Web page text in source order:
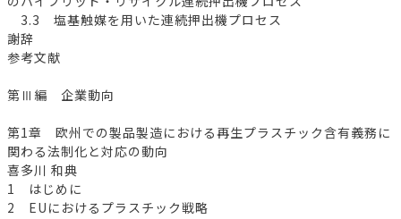
3.3 塩基触媒を用いた連続押出機プロセス
謝辞
参考文献
第Ⅲ編 企業動向
第1章 欧州での製品製造における再生プラスチック含有義務に
関わる法制化と対応の動向
喜多川 和典
1 はじめに
2 EUにおけるプラスチック戦略